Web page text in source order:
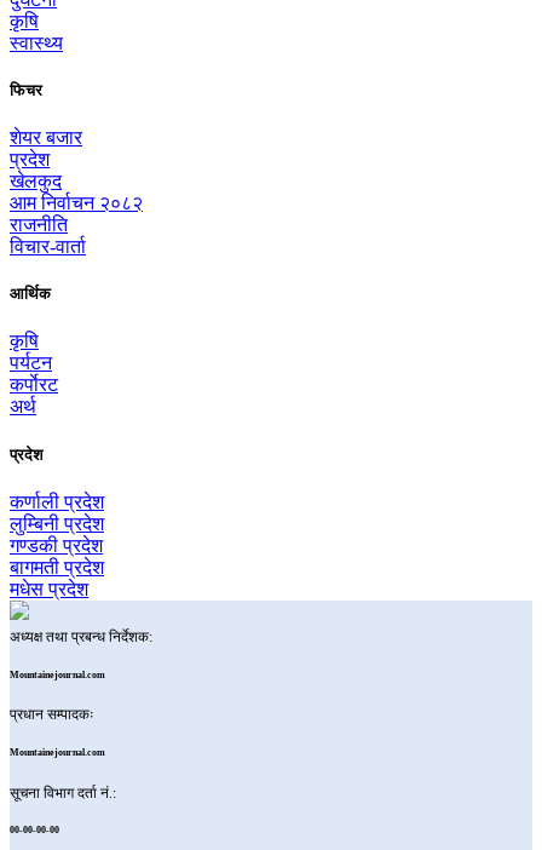
कृषि
स्वास्थ्य
फिचर
शेयर बजार
प्रदेश
खेलकुद
आम निर्वाचन २०८२
राजनीति
विचार-वार्ता
आर्थिक
कृषि
पर्यटन
कर्पाेरट
अर्थ
प्रदेश
कर्णाली प्रदेश
लुम्बिनी प्रदेश
गण्डकी प्रदेश
बागमती प्रदेश
मधेस प्रदेश
अध्यक्ष तथा प्रबन्ध निर्देशक:
Mountainejournal.com
प्रधान सम्पादकः
Mountainejournal.com
सूचना विभाग दर्ता नं.:
00-00-00-00